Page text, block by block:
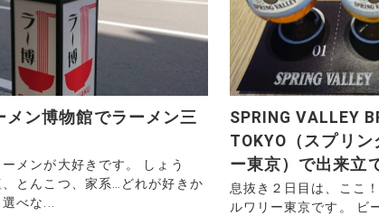
メン博物館でラーメン三
メンが大好きです。 しょう
とんこつ、家系…どれが好きか
べな...
SPRING VALLEY
TOKYO（スプリ
ー東京）で出来立
息抜き２日目は、ここ
ルワリー東京です。 ビ